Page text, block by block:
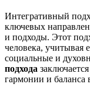
Интегративный
ключевых
и подходы. Этот
человека, учитывая
социальные и
подхода
гармонии и баланса